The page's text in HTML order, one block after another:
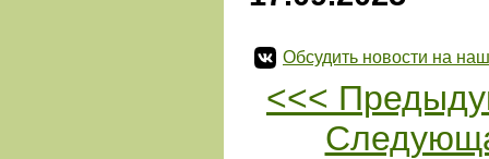
Обсудить новости на
<<<